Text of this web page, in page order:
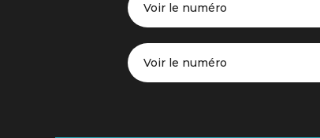
Voir le numéro
Voir le numéro